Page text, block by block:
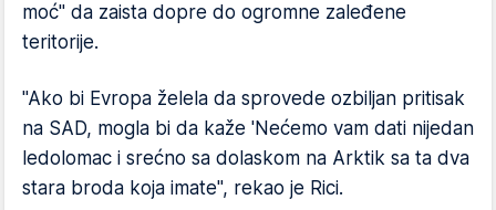
moć" da zaista dopre do ogromne zaleđene
teritorije.
"Ako bi Evropa želela da sprovede ozbiljan pritisak
na SAD, mogla bi da kaže 'Nećemo vam dati nijedan
ledolomac i srećno sa dolaskom na Arktik sa ta dva
stara broda koja imate", rekao je Rici.